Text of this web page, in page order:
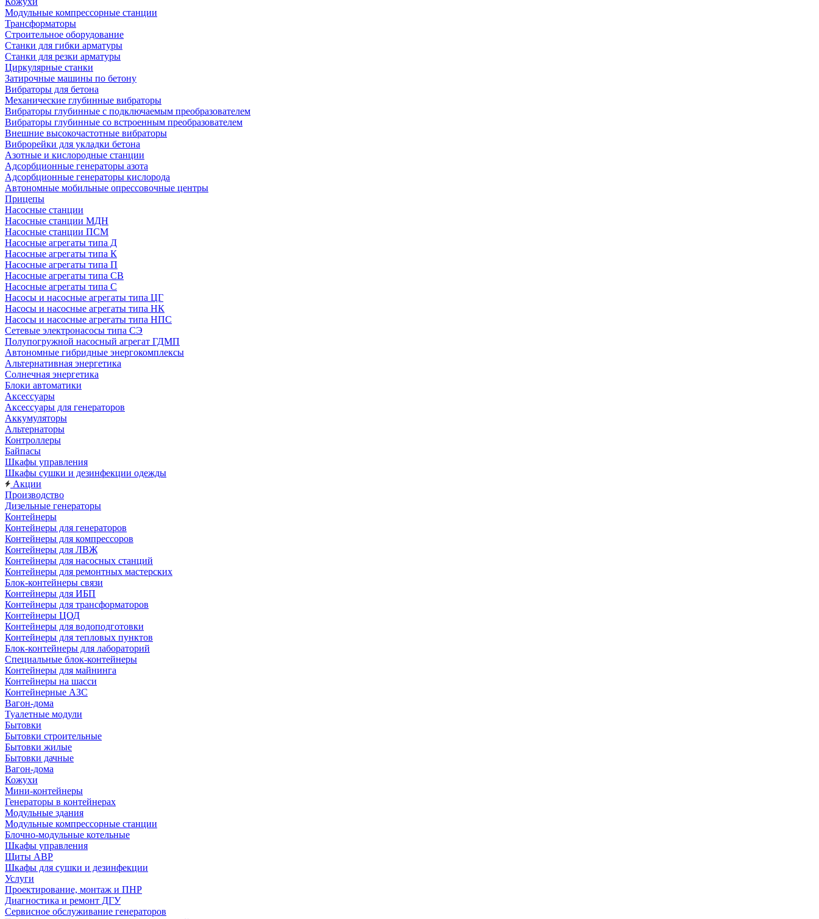
Модульные компрессорные станции
Трансформаторы
Строительное оборудование
Станки для гибки арматуры
Станки для резки арматуры
Циркулярные станки
Затирочные машины по бетону
Вибраторы для бетона
Механические глубинные вибраторы
Вибраторы глубинные с подключаемым преобразователем
Вибраторы глубинные со встроенным преобразователем
Внешние высокочастотные вибраторы
Виброрейки для укладки бетона
Азотные и кислородные станции
Адсорбционные генераторы азота
Адсорбционные генераторы кислорода
Автономные мобильные опрессовочные центры
Прицепы
Насосные станции
Насосные станции МДН
Насосные станции ПСМ
Насосные агрегаты типа Д
Насосные агрегаты типа К
Насосные агрегаты типа П
Насосные агрегаты типа СВ
Насосные агрегаты типа С
Насосы и насосные агрегаты типа ЦГ
Насосы и насосные агрегаты типа НК
Насосы и насосные агрегаты типа НПС
Сетевые электронасосы типа СЭ
Полупогружной насосный агрегат ГДМП
Автономные гибридные энергокомплексы
Альтернативная энергетика
Солнечная энергетика
Блоки автоматики
Аксессуары
Аксессуары для генераторов
Аккумуляторы
Альтернаторы
Контроллеры
Байпасы
Шкафы управления
Шкафы сушки и дезинфекции одежды
Акции
Производство
Дизельные генераторы
Контейнеры
Контейнеры для генераторов
Контейнеры для компрессоров
Контейнеры для ЛВЖ
Контейнеры для насосных станций
Контейнеры для ремонтных мастерских
Блок-контейнеры связи
Контейнеры для ИБП
Контейнеры для трансформаторов
Контейнеры ЦОД
Контейнеры для водоподготовки
Контейнеры для тепловых пунктов
Блок-контейнеры для лабораторий
Специальные блок-контейнеры
Контейнеры для майнинга
Контейнеры на шасси
Контейнерные АЗС
Вагон-дома
Туалетные модули
Бытовки
Бытовки строительные
Бытовки жилые
Бытовки дачные
Вагон-дома
Кожухи
Мини-контейнеры
Генераторы в контейнерах
Модульные здания
Модульные компрессорные станции
Блочно-модульные котельные
Шкафы управления
Щиты АВР
Шкафы для сушки и дезинфекции
Услуги
Проектирование, монтаж и ПНР
Диагностика и ремонт ДГУ
Сервисное обслуживание генераторов